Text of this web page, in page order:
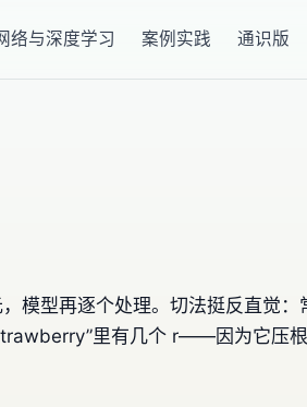
络与深度学习 案例实践 通识版
型再逐个处理。切法挺反直觉
里有几个 r——因为它压